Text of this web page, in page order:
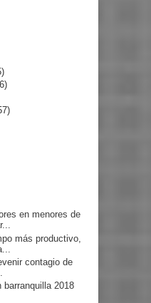
en menores de
más productivo,
contagio de
barranquilla 2018